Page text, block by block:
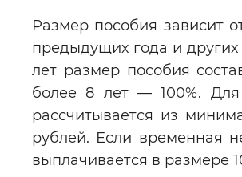
Размер пособия зависит
предыдущих года и других
лет размер пособия
более 8 лет — 100%. Для
рассчитывается из
рублей. Если временная
выплачивается в размере